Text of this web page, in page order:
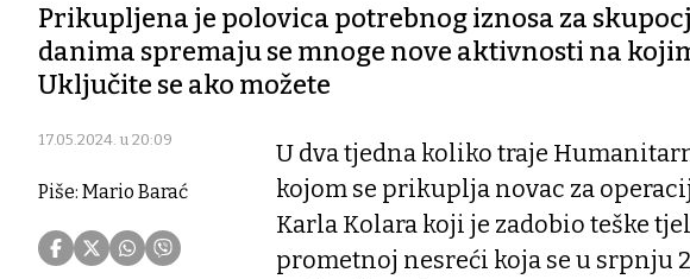
Prikupljena je polovica potrebnog iznosa za
danima spremaju se mnoge nove aktivnosti na
Uključite se ako možete
17.05.2024. u 20:09
Piše: Mario Barać
U dva tjedna koliko traje
kojom se prikuplja novac za
Karla Kolara koji je zadobio teške
prometnoj nesreći koja se u srpnju